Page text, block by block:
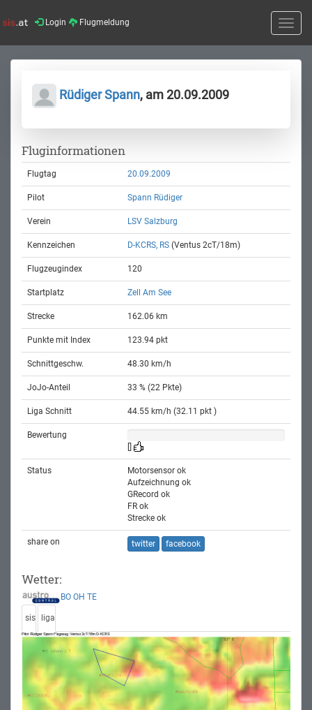
Login Flugmeldung
Toggle
Rüdiger Spann, am 20.09.2009
Fluginformationen
Flugtag 20.09.2009
Pilot Spann Rüdiger
Verein LSV Salzburg
Kennzeichen D-KCRS, RS (Ventus 2cT/18m)
Flugzeugindex 120
Startplatz Zell Am See
Strecke 162.06 km
Punkte mit Index 123.94 pkt
Schnittgeschw. 48.30 km/h
JoJo-Anteil 33 % (22 Pkte)
Liga Schnitt 44.55 km/h (32.11 pkt )
Bewertung
Status
Motorsensor ok
Aufzeichnung ok
GRecord ok
FR ok
Strecke ok
share on twitter facebook
Wetter:
BO OH TE
sis liga